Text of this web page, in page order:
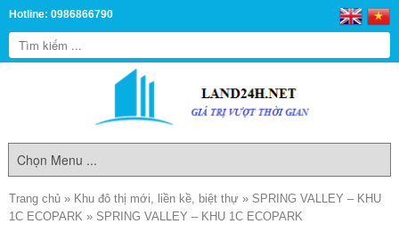
Hotline: 0986866790
Trang chủ » Khu đô thị mới, liền kề, biệt thự » SPRING VALLEY – KHU
1C ECOPARK » SPRING VALLEY – KHU 1C ECOPARK